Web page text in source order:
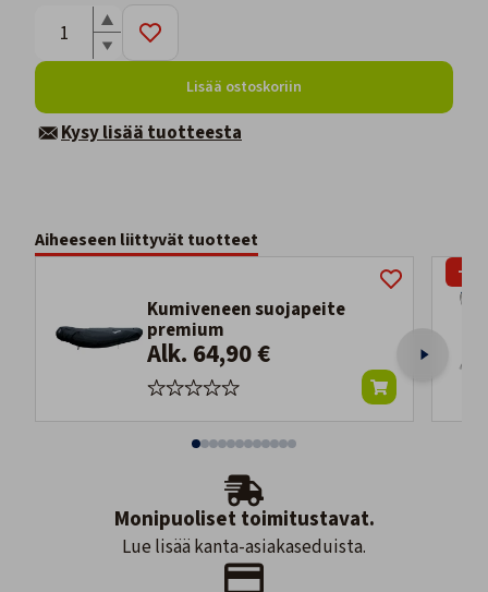
Lisää ostoskoriin
Kysy lisää tuotteesta
Aiheeseen liittyvät tuotteet
Kumiveneen suojapeite
premium
Alk. 64,90 €
-
Monipuoliset toimitustavat.
Lue lisää kanta-asiakaseduista.